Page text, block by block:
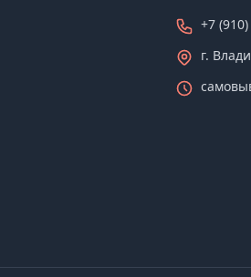
+7
г.